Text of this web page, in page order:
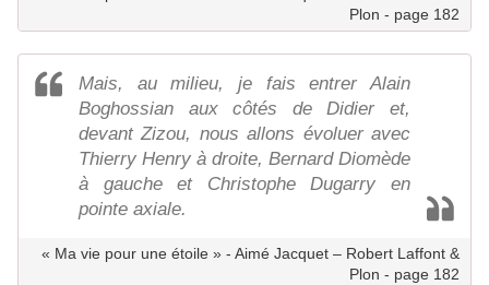
Plon - page 182
Mais, au milieu, je fais entrer Alain
Boghossian aux côtés de Didier et,
devant Zizou, nous allons évoluer avec
Thierry Henry à droite, Bernard Diomède
à gauche et Christophe Dugarry en
pointe axiale.
« Ma vie pour une étoile » - Aimé Jacquet – Robert Laffont &
Plon - page 182